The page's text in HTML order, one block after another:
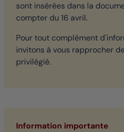
sont insérées dans la
compter du 16 avril.
Pour tout complément
invitons à vous rapprocher
privilégié.
Information importante